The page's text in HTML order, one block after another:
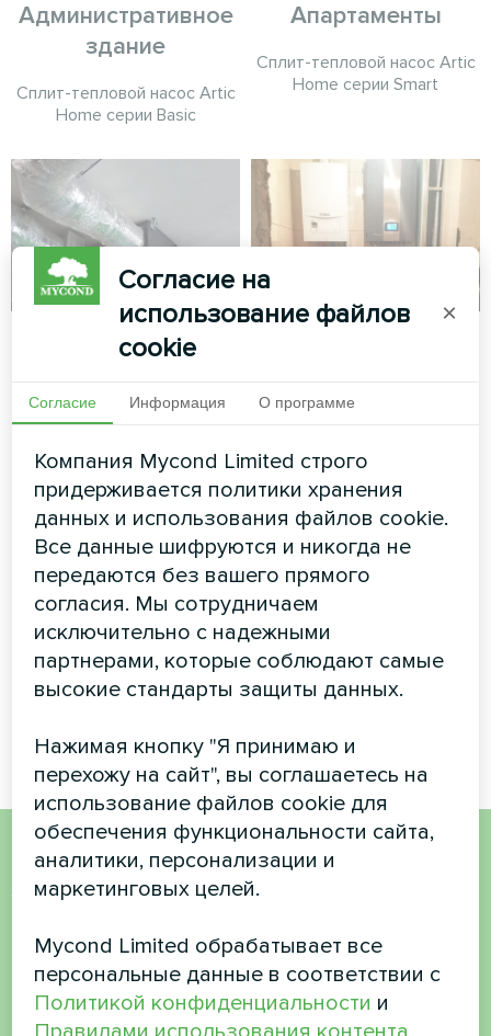
Административное
здание
Сплит-тепловой насос Artic
Home серии Basic
Апартаменты
Сплит-тепловой насос Artic
Home серии Smart
Производственный
вентиляционными
установками
Mycond с
рекуперацией
энергии MVC700-A
Вентиляционная установка с
рекуперацией энергии
MyCond MVC700-A
обеспечивает постоянную
подачу свежего воздуха,
одновременно рекуперируя
тепло из отработанного
Частный дом
Home серии Smart
Хотите купить или у вас
Свяжитесь с нами, и мы поможем вам
Согласие на
использование файлов
cookie
×
Согласие Информация О программе
Компания Mycond Limited строго
придерживается политики хранения
данных и использования файлов cookie.
Все данные шифруются и никогда не
передаются без вашего прямого
согласия. Мы сотрудничаем
исключительно с надежными
партнерами, которые соблюдают самые
высокие стандарты защиты данных.
Нажимая кнопку "Я принимаю и
перехожу на сайт", вы соглашаетесь на
использование файлов cookie для
обеспечения функциональности сайта,
аналитики, персонализации и
маркетинговых целей.
Mycond Limited обрабатывает все
персональные данные в соответствии с
Политикой конфиденциальности и